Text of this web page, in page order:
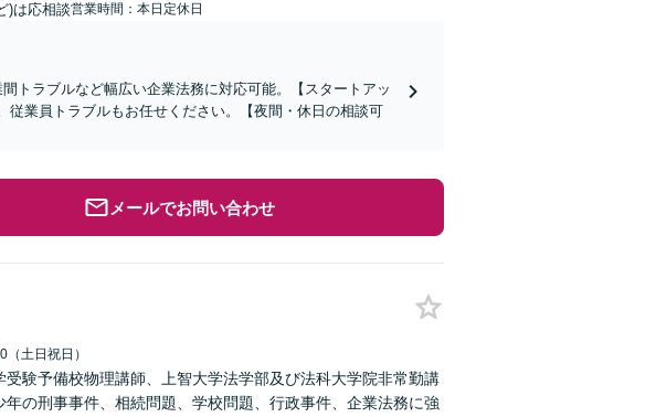
)は応相談営業時間：本日定休日
トラブルなど幅広い企業法務に対応可能。【スタートアッ
業員トラブルもお任せください。【夜間・休日の相談可
メールでお問い合わせ
土日祝日）
験予備校物理講師、上智大学法学部及び法科大学院非常勤講
の刑事事件、相続問題、学校問題、行政事件、企業法務に強